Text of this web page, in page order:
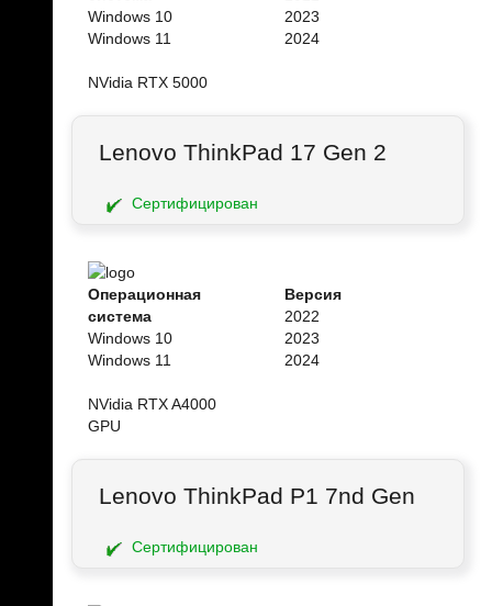
Windows 10
Windows 11
2023
2024
NVidia RTX 5000
Lenovo ThinkPad 17 Gen 2
Сертифицирован
Операционная
система
Windows 10
Windows 11
Версия
2022
2023
2024
NVidia RTX A4000
GPU
Lenovo ThinkPad P1 7nd Gen
Сертифицирован